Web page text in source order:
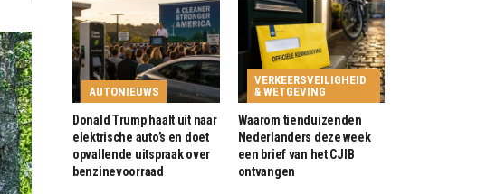
AUTONIEUWS
Donald Trump haalt uit naar
elektrische auto’s en doet
opvallende uitspraak over
benzinevoorraad
VERKEERSVEILIGHEID
& WETGEVING
Waarom tienduizenden
Nederlanders deze week
een brief van het CJIB
ontvangen